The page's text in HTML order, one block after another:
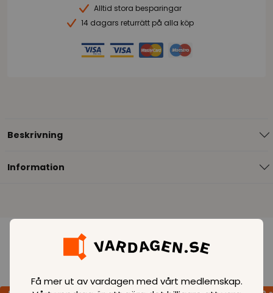
Få mer ut av vardagen med vårt medlemskap.
Alltid stora besparingar
14 dagars returrätt på alla köp
Beskrivning
Information